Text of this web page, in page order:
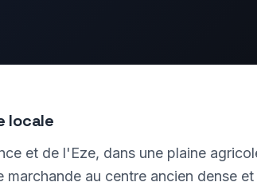
locale
et de l'Eze, dans une plaine
au centre ancien dense et